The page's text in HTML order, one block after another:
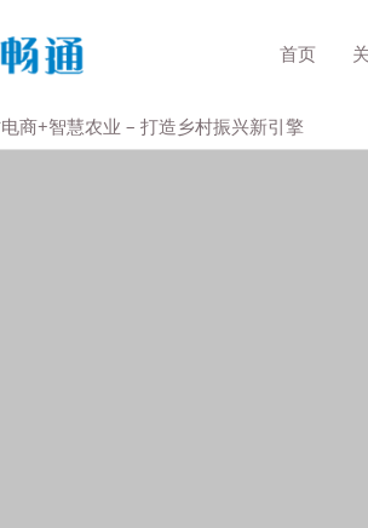
首页
商+智慧农业 – 打造乡村振兴新引擎